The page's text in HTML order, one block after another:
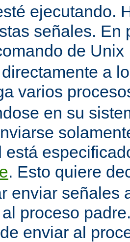
ejecutando.
señales. En
de Unix
a
varios
en su
está
. Esto quiere
enviar señales
proceso
enviar al